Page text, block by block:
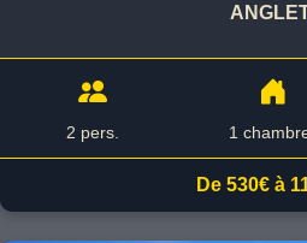
2 pers. 1
De 530€ à